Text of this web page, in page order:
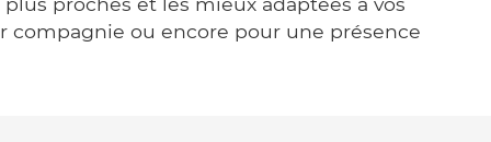
compagnie ou encore pour une présence